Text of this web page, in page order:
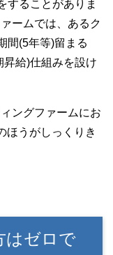
することがありま
ームでは、あるク
間(5年等)留まる
昇給)仕組みを設け
ングファームにお
ほうがしっくりき
はゼロで